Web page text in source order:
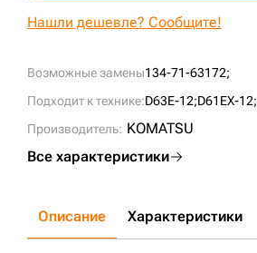
Возможные замены134-71-63172;
Подходит к технике:D63E-12;D61EX-12;
Производитель: KOMATSU
Все характеристики
Нашли дешевле? Сообщите!
Описание Характеристики